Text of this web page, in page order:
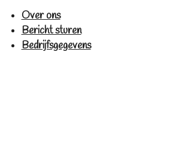
Over ons
Bericht sturen
Bedrijfsgegevens